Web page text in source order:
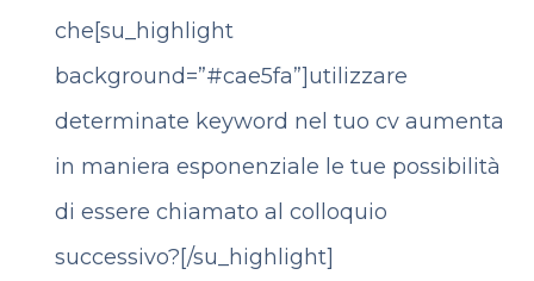
che[su_highlight
background=”#cae5fa”]utilizzare
determinate keyword nel tuo cv aumenta
in maniera esponenziale le tue possibilità
di essere chiamato al colloquio
successivo?[/su_highlight]